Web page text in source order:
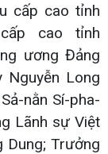
cấp cao tỉnh
cao tỉnh
ương Đảng
Nguyễn Long
nằn Sí-pha-
Lãnh sự Việt
Dung; Trưởng